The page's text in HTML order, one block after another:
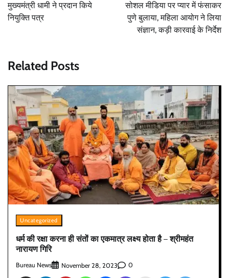
मुख्यमंत्री धामी ने प्रदान किये
नियुक्ति पत्र
सोशल मीडिया पर प्यार में फंसाकर
पुणे बुलाया, महिला आयोग ने लिया
संज्ञान, कड़ी कारवाई के निर्देश
Related Posts
Uncategorized
धर्म की रक्षा करना ही संतों का एकमात्र लक्ष्य होता है – श्रीमहंत
नारायण गिरि
Bureau News November 28, 2023 0